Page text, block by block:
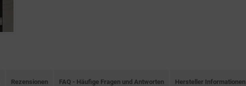
Rezensionen FAQ - Häufige Fragen und Antworten Hersteller Informationen